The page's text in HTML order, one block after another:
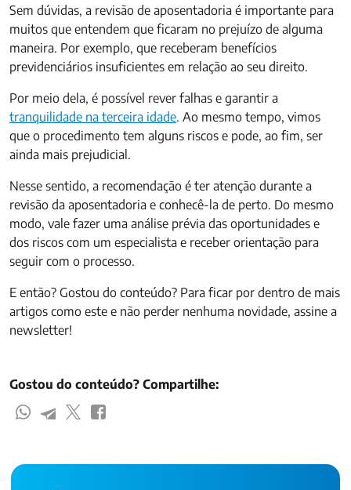
Sem dúvidas, a revisão de aposentadoria é importante para
muitos que entendem que ficaram no prejuízo de alguma
maneira. Por exemplo, que receberam benefícios
previdenciários insuficientes em relação ao seu direito.
Por meio dela, é possível rever falhas e garantir a
tranquilidade na terceira idade. Ao mesmo tempo, vimos
que o procedimento tem alguns riscos e pode, ao fim, ser
ainda mais prejudicial.
Nesse sentido, a recomendação é ter atenção durante a
revisão da aposentadoria e conhecê-la de perto. Do mesmo
modo, vale fazer uma análise prévia das oportunidades e
dos riscos com um especialista e receber orientação para
seguir com o processo.
E então? Gostou do conteúdo? Para ficar por dentro de mais
artigos como este e não perder nenhuma novidade, assine a
newsletter!
Gostou do conteúdo? Compartilhe: